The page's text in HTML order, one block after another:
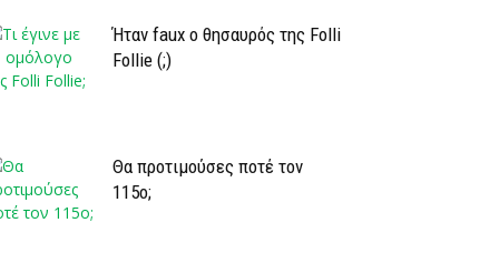
Ήταν faux ο θησαυρός της Folli
Follie (;)
Θα προτιμούσες ποτέ τον
115ο;